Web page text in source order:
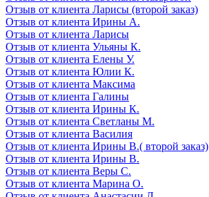
Отзыв от клиента Ларисы (второй заказ)
Отзыв от клиента Ирины А.
Отзыв от клиента Ларисы
Отзыв от клиента Ульяны К.
Отзыв от клиента Елены У.
Отзыв от клиента Юлии К.
Отзыв от клиента Максима
Отзыв от клиента Галины
Отзыв от клиента Ирины К.
Отзыв от клиента Светланы М.
Отзыв от клиента Василия
Отзыв от клиента Ирины В.( второй заказ)
Отзыв от клиента Ирины В.
Отзыв от клиента Веры С.
Отзыв от клиента Марина О.